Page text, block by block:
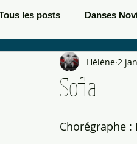
les posts Danses
Danses Débutants
Sofia
Hélène 2
Chorégraphe :